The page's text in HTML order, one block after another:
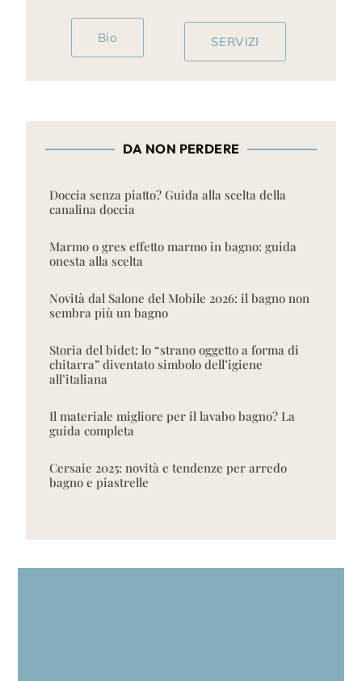
Bio SERVIZI
DA NON PERDERE
Doccia senza piatto? Guida alla scelta della
canalina doccia
Marmo o gres effetto marmo in bagno: guida
onesta alla scelta
Novità dal Salone del Mobile 2026: il bagno non
sembra più un bagno
Storia del bidet: lo “strano oggetto a forma di
chitarra” diventato simbolo dell’igiene
all’italiana
Il materiale migliore per il lavabo bagno? La
guida completa
Cersaie 2025: novità e tendenze per arredo
bagno e piastrelle